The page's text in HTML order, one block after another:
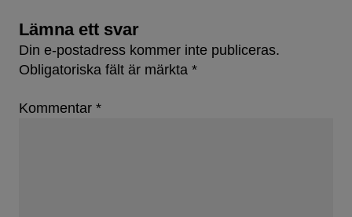
Lämna ett svar
Din e-postadress kommer inte publiceras.
Obligatoriska fält är märkta *
Kommentar *